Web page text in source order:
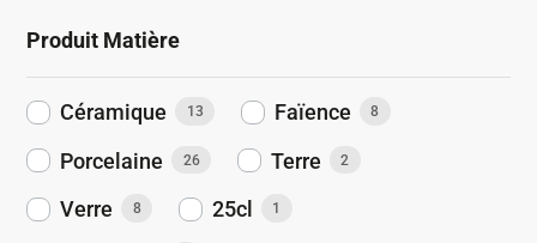
Produit Matière
Céramique 13 Faïence 8
Porcelaine 26 Terre 2
Verre 8 25cl 1